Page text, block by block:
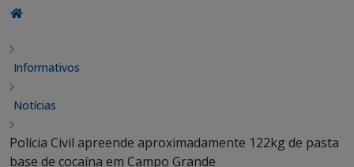
Informativos
Notícias
Polícia Civil apreende aproximadamente 122kg de pasta
base de cocaína em Campo Grande